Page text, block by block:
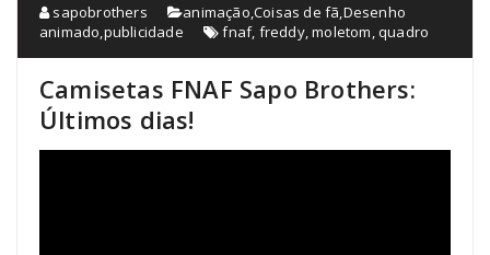
sapobrothers animação,Coisas de fã,Desenho
animado,publicidade fnaf, freddy,moletom,quadro
Camisetas FNAF Sapo Brothers:
Últimos dias!